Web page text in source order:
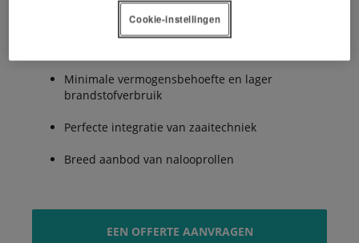
Minimale vermogensbehoefte en lager
brandstofverbruik
Perfecte integratie van zaaitechniek
Breed aanbod van nalooprollen
EEN OFFERTE AANVRAGEN
Cookie-instellingen